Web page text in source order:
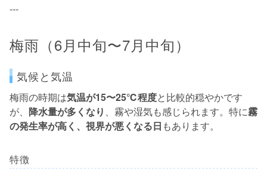
---
梅雨（6月中旬〜7月中旬）
気候と気温
梅雨の時期は気温が15〜25℃程度と比較的穏やかです
が、 降水量が多くなり 、霧や湿気も感じられます。特に霧
の発生率が高く、視界が悪くなる日 もあります。
特徴